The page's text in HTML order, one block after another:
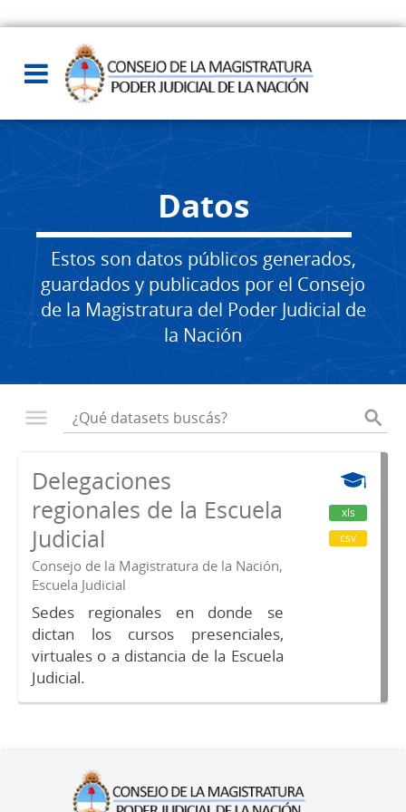
Datos
Estos son datos públicos generados,
guardados y publicados por el Consejo
de la Magistratura del Poder Judicial de
la Nación
Delegaciones
regionales de la Escuela
Judicial
Consejo de la Magistratura de la Nación,
Escuela Judicial
Sedes regionales en donde se
dictan los cursos presenciales,
virtuales o a distancia de la Escuela
Judicial.
xls
csv